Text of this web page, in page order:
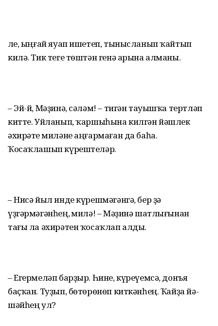
Әле, ыңғай яуап ишетеп, тынысланып ҡайтып
килә. Тик теге төштән генә арына алманы.
– Эй-й, Мәҙинә, сәләм! – тигән тауышҡа тертләп
китте. Уйланып, ҡаршыһына килгән йәшлек
әхирәте Әмиләне аңғармаған да баһа.
Ҡосаҡлашып күрештеләр.
– Нисә йыл инде күрешмәгәнгә, бер ҙә
үҙгәрмәгәнһең, Әмилә! – Мәҙинә шатлығынан
тағы ла әхирәтен ҡосаҡлап алды.
– Егермеләп барҙыр. Һине, күреүемсә, донъя
баҫҡан. Туҙып, бөтөрөнөп киткән­һең. Ҡайҙа йә­
шәй­һең ул?